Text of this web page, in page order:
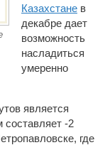
Казахстане в
декабре дает
возможность
насладиться
умеренно
является
составляет -2
где